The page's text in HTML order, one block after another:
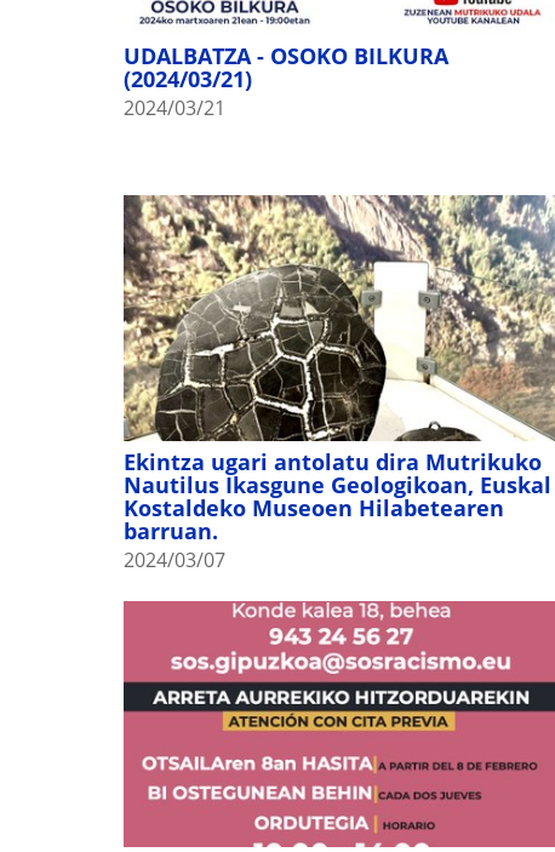
UDALBATZA - OSOKO BILKURA
(2024/03/21)
2024/03/21
Ekintza ugari antolatu dira Mutrikuko
Nautilus Ikasgune Geologikoan, Euskal
Kostaldeko Museoen Hilabetearen
barruan.
2024/03/07